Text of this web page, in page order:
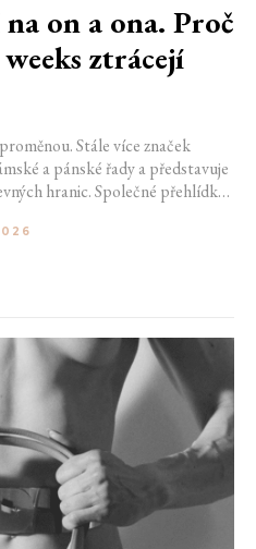
on a ona. Proč
ztrácejí
Stále více značek
a pánské řady a představuje
hranic. Společné přehlídky,
vypadat úplně jinak.